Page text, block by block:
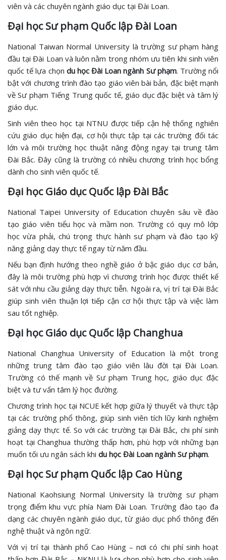
viên và các chuyên ngành giáo dục tại Đài Loan.
Đại học Sư phạm Quốc lập Đài Loan
National Taiwan Normal University là trường sư phạm hàng
đầu tại Đài Loan và luôn nằm trong nhóm ưu tiên khi sinh viên
quốc tế lựa chọn du học Đài Loan ngành Sư phạm. Trường nổi
bật với chương trình đào tạo giáo viên bài bản, đặc biệt mạnh
về Sư phạm Tiếng Trung quốc tế, giáo dục đặc biệt và tâm lý
giáo dục.
Sinh viên theo học tại NTNU được tiếp cận hệ thống nghiên
cứu giáo dục hiện đại, cơ hội thực tập tại các trường đối tác
lớn và môi trường học thuật năng động ngay tại trung tâm
Đài Bắc. Đây cũng là trường có nhiều chương trình học bổng
dành cho sinh viên quốc tế.
Đại học Giáo dục Quốc lập Đài Bắc
National Taipei University of Education chuyên sâu về đào
tạo giáo viên tiểu học và mầm non. Trường có quy mô lớp
học vừa phải, chú trọng thực hành sư phạm và đào tạo kỹ
năng giảng dạy thực tế ngay từ năm đầu.
Nếu bạn định hướng theo nghề giáo ở bậc giáo dục cơ bản,
đây là môi trường phù hợp vì chương trình học được thiết kế
sát với nhu cầu giảng dạy thực tiễn. Ngoài ra, vị trí tại Đài Bắc
giúp sinh viên thuận lợi tiếp cận cơ hội thực tập và việc làm
sau tốt nghiệp.
Đại học Giáo dục Quốc lập Changhua
National Changhua University of Education là một trong
những trung tâm đào tạo giáo viên lâu đời tại Đài Loan.
Trường có thế mạnh về Sư phạm Trung học, giáo dục đặc
biệt và tư vấn tâm lý học đường.
Chương trình học tại NCUE kết hợp giữa lý thuyết và thực tập
tại các trường phổ thông, giúp sinh viên tích lũy kinh nghiệm
giảng dạy thực tế. So với các trường tại Đài Bắc, chi phí sinh
hoạt tại Changhua thường thấp hơn, phù hợp với những bạn
muốn tối ưu ngân sách khi du học Đài Loan ngành Sư phạm.
Đại học Sư phạm Quốc lập Cao Hùng
National Kaohsiung Normal University là trường sư phạm
trọng điểm khu vực phía Nam Đài Loan. Trường đào tạo đa
dạng các chuyên ngành giáo dục, từ giáo dục phổ thông đến
nghệ thuật và ngôn ngữ.
Với vị trí tại thành phố Cao Hùng – nơi có chi phí sinh hoạt